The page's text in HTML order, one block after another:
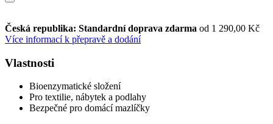
Česká republika: Standardní doprava zdarma od 1 290,00 Kč
Více informací k přepravě a dodání
Vlastnosti
Bioenzymatické složení
Pro textilie, nábytek a podlahy
Bezpečné pro domácí mazlíčky